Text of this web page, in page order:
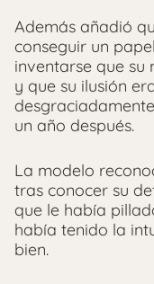
Además añadió
conseguir un
inventarse que su
y que su ilusión
un año después.
La modelo
tras conocer su
que le había
había tenido la
bien.